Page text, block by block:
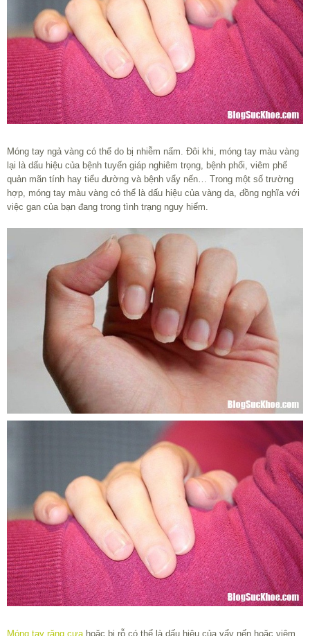
Móng tay ngả vàng có thể do bị nhiễm nấm. Đôi khi, móng tay màu vàng
lại là dấu hiệu của bệnh tuyến giáp nghiêm trọng, bệnh phổi, viêm phế
quản mãn tính hay tiểu đường và bệnh vẩy nến… Trong một số trường
hợp, móng tay màu vàng có thể là dấu hiệu của vàng da, đồng nghĩa với
việc gan của bạn đang trong tình trạng nguy hiểm.
Móng tay răng cưa hoặc bị rỗ có thể là dấu hiệu của vẩy nến hoặc viêm